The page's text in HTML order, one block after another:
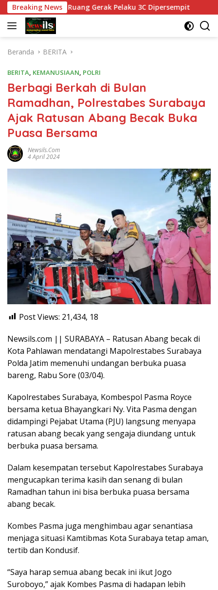
Langsung
ke
konten
Breaking News
Ruang Gerak Pelaku 3C Dipersempit Polres
Beranda BERITA
BERITA, KEMANUSIAAN, POLRI
Berbagi Berkah di Bulan
Ramadhan, Polrestabes Surabaya
Ajak Ratusan Abang Becak Buka
Puasa Bersama
Newsils.com
4 April 2024
Post Views: 21,434, 18
Newsils.com || SURABAYA – Ratusan Abang becak di
Kota Pahlawan mendatangi Mapolrestabes Surabaya
Polda Jatim memenuhi undangan berbuka puasa
bareng, Rabu Sore (03/04).
Kapolrestabes Surabaya, Kombespol Pasma Royce
bersama ketua Bhayangkari Ny. Vita Pasma dengan
didampingi Pejabat Utama (PJU) langsung menyapa
ratusan abang becak yang sengaja diundang untuk
berbuka puasa bersama.
Dalam kesempatan tersebut Kapolrestabes Surabaya
mengucapkan terima kasih dan senang di bulan
Ramadhan tahun ini bisa berbuka puasa bersama
abang becak.
Kombes Pasma juga menghimbau agar senantiasa
menjaga situasi Kamtibmas Kota Surabaya tetap aman,
tertib dan Kondusif.
“Saya harap semua abang becak ini ikut Jogo
Suroboyo,” ajak Kombes Pasma di hadapan lebih